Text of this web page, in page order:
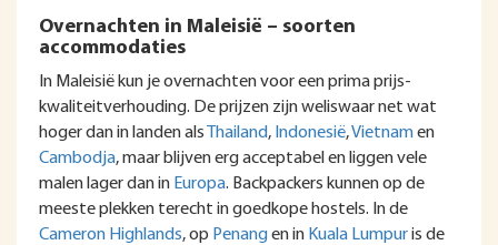
Overnachten in Maleisië – soorten
accommodaties
In Maleisië kun je overnachten voor een prima prijs-
kwaliteitverhouding. De prijzen zijn weliswaar net wat
hoger dan in landen als
Thailand, Indonesië,Vietnamen
Cambodja, maar blijven erg acceptabel en liggen vele
malen lager dan in Europa. Backpackers kunnen op de
meeste plekken terecht in goedkope hostels. In de
Cameron Highlands, op Penangen in Kuala Lumpuris de